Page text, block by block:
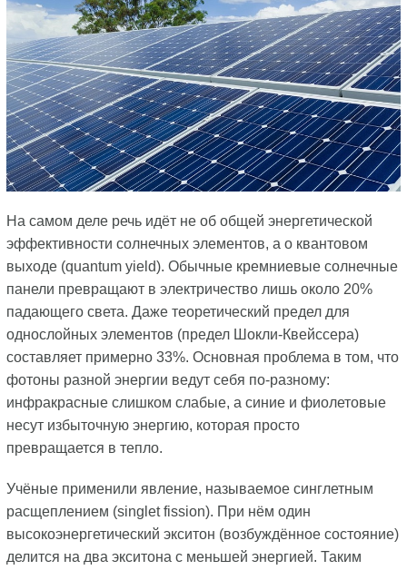
На самом деле речь идёт не об общей энергетической
эффективности солнечных элементов, а о квантовом
выходе (quantum yield). Обычные кремниевые солнечные
панели превращают в электричество лишь около 20%
падающего света. Даже теоретический предел для
однослойных элементов (предел Шокли-Квейссера)
составляет примерно 33%. Основная проблема в том, что
фотоны разной энергии ведут себя по-разному:
инфракрасные слишком слабые, а синие и фиолетовые
несут избыточную энергию, которая просто
превращается в тепло.
Учёные применили явление, называемое синглетным
расщеплением (singlet fission). При нём один
высокоэнергетический экситон (возбуждённое состояние)
делится на два экситона с меньшей энергией. Таким